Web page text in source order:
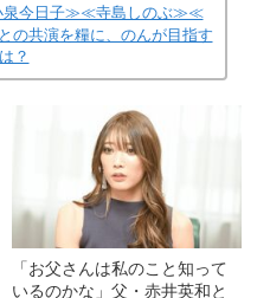
今日子≫≪寺島しのぶ≫≪
共演を糧に、のんが目指す
？
「お父さんは私のこと知って
いるのかな」父・赤井英和と